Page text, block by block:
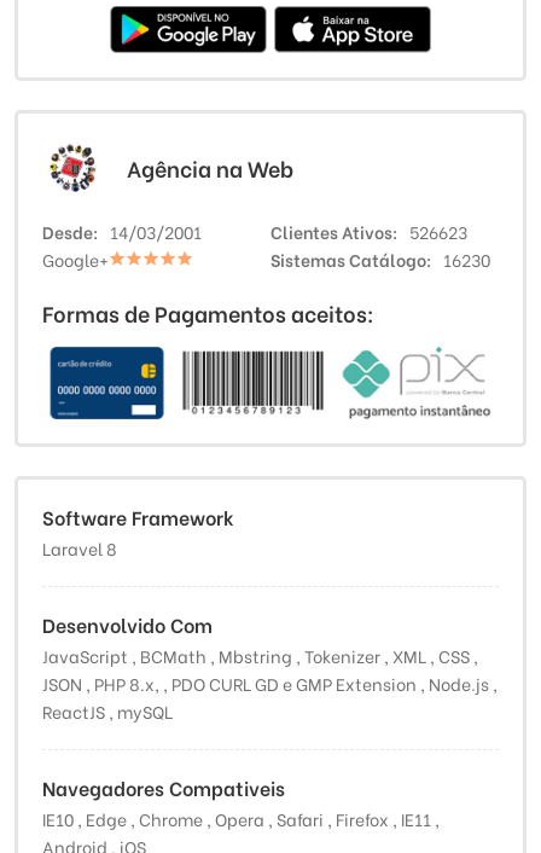
Agência na Web
Desde 14/03/2001 Clientes Ativos
526623
Google+
Sistemas Catálogo 16230
Formas de Pagamentos aceitos:
Software Framework
Laravel 8
Desenvolvido Com
JavaScript , BCMath , Mbstring , Tokenizer , XML , CSS ,
JSON , PHP 8.x, , PDO CURL GD e GMP Extension , Node.js ,
ReactJS , mySQL
Navegadores Compativeis
IE10 , Edge , Chrome , Opera , Safari , Firefox , IE11 ,
Android , iOS